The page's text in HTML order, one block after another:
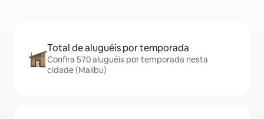
Total de aluguéis por temporada
Confira 570 aluguéis por temporada nesta
cidade (Malibu)